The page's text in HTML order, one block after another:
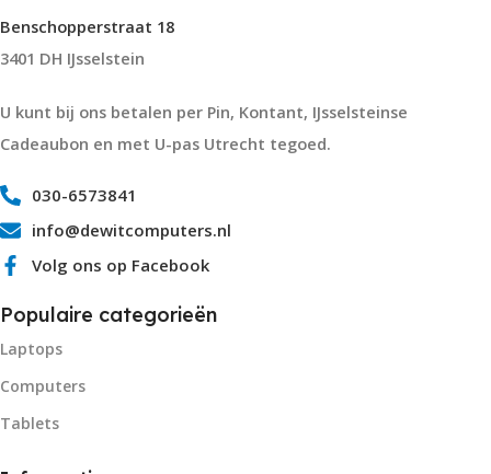
Benschopperstraat 18
3401 DH IJsselstein
U kunt bij ons betalen per Pin, Kontant, IJsselsteinse
Cadeaubon en met U-pas Utrecht tegoed.
030-6573841
info@dewitcomputers.nl
Volg ons op Facebook
Populaire categorieën
Laptops
Computers
Tablets